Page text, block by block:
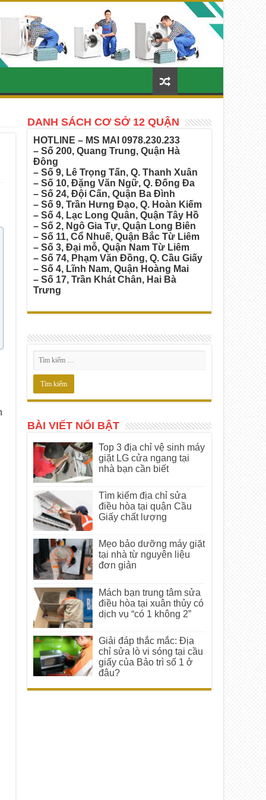
DANH SÁCH CƠ SỞ 12 QUẬN
HOTLINE – MS MAI 0978.230.233
– Số 200, Quang Trung, Quận Hà
Đông
– Số 9, Lê Trọng Tấn, Q. Thanh Xuân
– Số 10, Đặng Văn Ngữ, Q. Đống Đa
– Số 24, Đội Cấn, Quận Ba Đình
– Số 9, Trần Hưng Đạo, Q. Hoàn Kiếm
– Số 4, Lạc Long Quân, Quận Tây Hồ
– Số 2, Ngô Gia Tự, Quận Long Biên
– Số 11, Cổ Nhuế, Quận Bắc Từ Liêm
– Số 3, Đại mỗ, Quận Nam Từ Liêm
– Số 74, Phạm Văn Đồng, Q. Cầu Giấy
– Số 4, Lĩnh Nam, Quận Hoàng Mai
– Số 17, Trần Khát Chân, Hai Bà
Trưng
BÀI VIẾT NỔI BẬT
Top 3 địa chỉ vệ sinh máy
giặt LG cửa ngang tại
nhà bạn cần biết
Tìm kiếm địa chỉ sửa
điều hòa tại quận Cầu
Giấy chất lượng
Mẹo bảo dưỡng máy giặt
tại nhà từ nguyên liệu
đơn giản
Mách bạn trung tâm sửa
điều hòa tại xuân thủy có
dịch vụ “có 1 không 2”
Giải đáp thắc mắc: Địa
chỉ sửa lò vi sóng tại cầu
giấy của Bảo trì số 1 ở
đâu?